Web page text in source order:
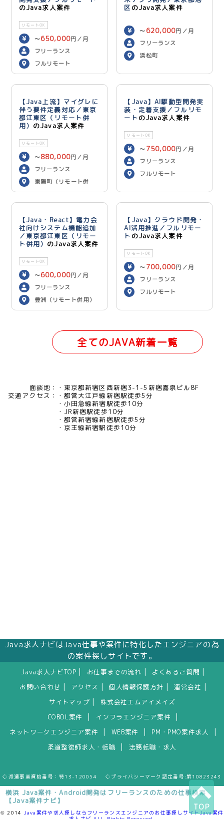
横浜 Java案件・Android開発はフリーランスのための仕事検索
【Java案件ナビ】
のJava求人案件
リモートOK
〜650,000円／月
フリーランス
フルリモート
区 のJava求人案件
〜 620,000円／月
フリーランス
浜松町
【Java上流】マイグレに
伴う要件定義対応／東京
都江東区（リモート併
用） のJava求人案件
リモートOK
〜880,000円／月
フリーランス
東陽町（リモート併
用）
【Java】AI駆動型開発実
装・定着支援／フルリモ
ートのJava求人案件
リモートOK
〜 750,000円／月
フリーランス
フルリモート
【Java・React】電力会
社向けシステム機能追加
／東京都江東区（リモー
ト併用） のJava求人案件
リモートOK
〜600,000円／月
フリーランス
豊洲（リモート併用）
【Java】クラウド開発・
AI活用推進／フルリモー
ト のJava求人案件
リモートOK
〜 700,000円／月
フリーランス
フルリモート
全てのJAVA新着一覧
面談地：
東京都新宿区西新宿3-1-5新宿嘉泉ビル8F
交通アクセス：
都営大江戸線新宿駅徒歩5分
小田急線新宿駅徒歩10分
JR新宿駅徒歩10分
都営新宿線新宿駅徒歩5分
京王線新宿駅徒歩10分
Java求人ナビはJava仕事や案件に特化したエンジニアの為
の案件探しサイトです。
TOP
Java求人ナビTOP お仕事までの流れ よくあるご質問
お問い合わせ アクセス 個人情報保護方針 運営会社
サイトマップ
株式会社エムアイメイズ
COBOL案件
インフラエンジニア案件
ネットワークエンジニア案件 WEB案件 PM・PMO案件求人
柔道整復師求人・転職 法務転職・求人
◇派遣事業資格番号：特13-120054 ◇プライバシーマーク認定番号:第10823243
© 2014
Java案件や求人探しならフリーランスエンジニアのお仕事探しサイトJava案件